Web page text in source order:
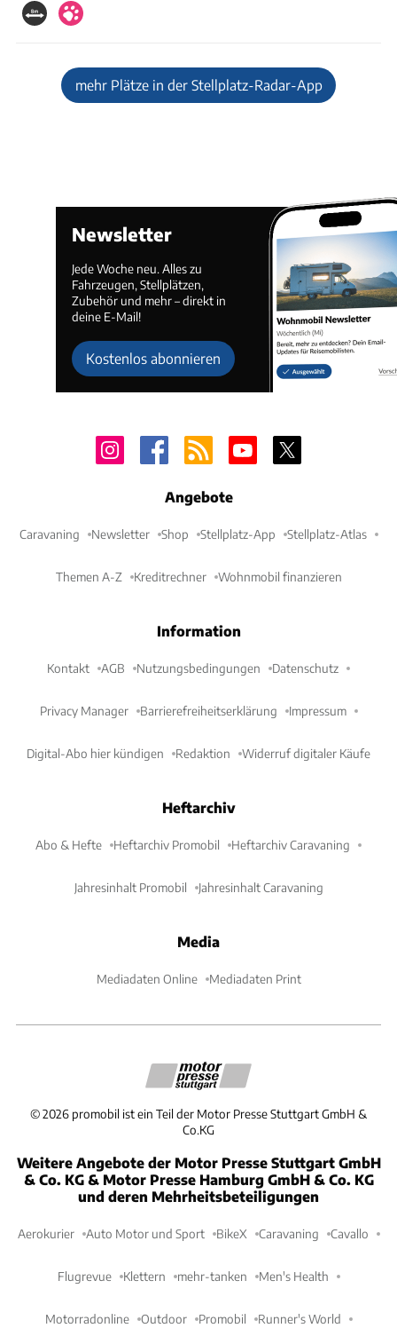
mehr Plätze in der Stellplatz-Radar-App
Newsletter
Jede Woche neu. Alles zu
Fahrzeugen, Stellplätzen,
Zubehör und mehr – direkt in
deine E-Mail!
Kostenlos abonnieren
Angebote
Caravaning Newsletter Shop Stellplatz-App Stellplatz-Atlas
Themen A-Z Kreditrechner Wohnmobil finanzieren
Information
Kontakt AGB Nutzungsbedingungen Datenschutz
Privacy Manager Barrierefreiheitserklärung Impressum
Digital-Abo hier kündigen Redaktion Widerruf digitaler Käufe
Heftarchiv
Abo & Hefte Heftarchiv Promobil Heftarchiv Caravaning
Jahresinhalt Promobil Jahresinhalt Caravaning
Media
Mediadaten Online Mediadaten Print
©2026 promobil ist ein Teil der Motor Presse Stuttgart GmbH &
Co.KG
Weitere Angebote der Motor Presse Stuttgart GmbH
& Co. KG & Motor Presse Hamburg GmbH & Co. KG
und deren Mehrheitsbeteiligungen
Aerokurier Auto Motor und Sport BikeX Caravaning Cavallo
Flugrevue Klettern mehr-tanken Men's Health
Motorradonline Outdoor Promobil Runner's World